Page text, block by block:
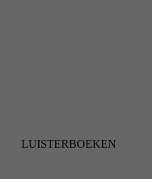
LUISTERBOEKEN